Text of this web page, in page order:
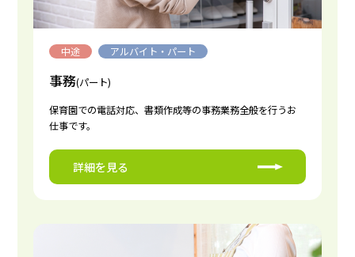
中途 アルバイト・パート
事務(パート)
保育園での電話対応、書類作成等の事務業務全般を行うお
仕事です。
詳細を見る